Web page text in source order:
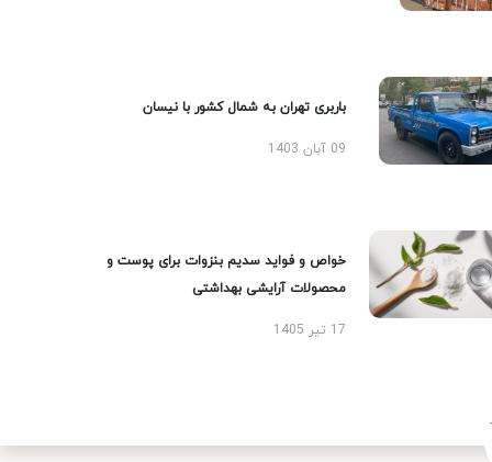
باربری تهران به شمال کشور با نیسان
09 آبان 1403
خواص و فواید سدیم بنزوات برای پوست و
محصولات آرایشی بهداشتی
17 تیر 1405